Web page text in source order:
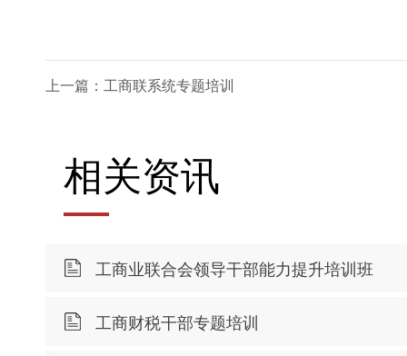
上一篇：工商联系统专题培训
相关资讯
工商业联合会领导干部能力提升培训班
工商财税干部专题培训